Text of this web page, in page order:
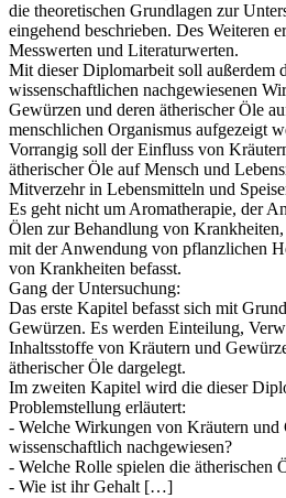
die theoretischen Grundlagen zur
eingehend beschrieben. Des Weiteren
Messwerten und Literaturwerten.
Mit dieser Diplomarbeit soll außerdem
wissenschaftlichen nachgewiesenen
Gewürzen und deren ätherischer Öle
menschlichen Organismus aufgezeigt
Vorrangig soll der Einfluss von
ätherischer Öle auf Mensch und
Mitverzehr in Lebensmitteln und
Es geht nicht um Aromatherapie, der
Ölen zur Behandlung von
mit der Anwendung von pflanzlichen
von Krankheiten befasst.
Gang der Untersuchung:
Das erste Kapitel befasst sich mit
Gewürzen. Es werden Einteilung,
Inhaltsstoffe von Kräutern und
ätherischer Öle dargelegt.
Im zweiten Kapitel wird die dieser
Problemstellung erläutert:
- Welche Wirkungen von Kräutern und
wissenschaftlich nachgewiesen?
- Welche Rolle spielen die ätherischen
- Wie ist ihr Gehalt […]